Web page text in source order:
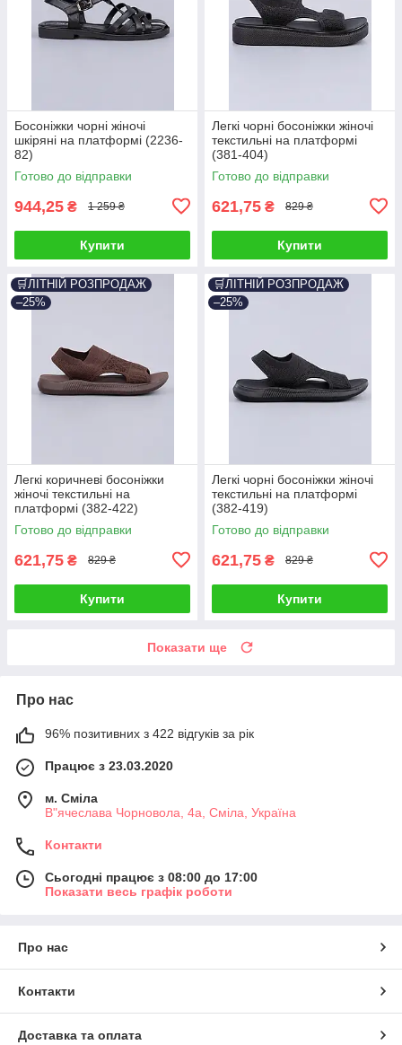
Босоніжки чорні жіночі
шкіряні на платформі (2236-
82)
Готово до відправки
944,25 ₴ 1 259 ₴
Купити
Легкі чорні босоніжки жіночі
текстильні на платформі
(381-404)
Готово до відправки
621,75 ₴ 829 ₴
Купити
🛒ЛІТНІЙ РОЗПРОДАЖ
–25%
Легкі коричневі босоніжки
жіночі текстильні на
платформі (382-422)
Готово до відправки
621,75 ₴ 829 ₴
Купити
🛒ЛІТНІЙ РОЗПРОДАЖ
–25%
Легкі чорні босоніжки жіночі
текстильні на платформі
(382-419)
Готово до відправки
621,75 ₴ 829 ₴
Купити
Показати ще
Про нас
96% позитивних з 422 відгуків за рік
Працює з 23.03.2020
м. Сміла
В"ячеслава Чорновола, 4а, Сміла, Україна
Контакти
Сьогодні працює з 08:00 до 17:00
Показати весь графік роботи
Про нас
Контакти
Доставка та оплата